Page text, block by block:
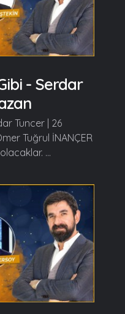
- Serdar
Tuncer | 26
Tuğrul İNANÇER
...